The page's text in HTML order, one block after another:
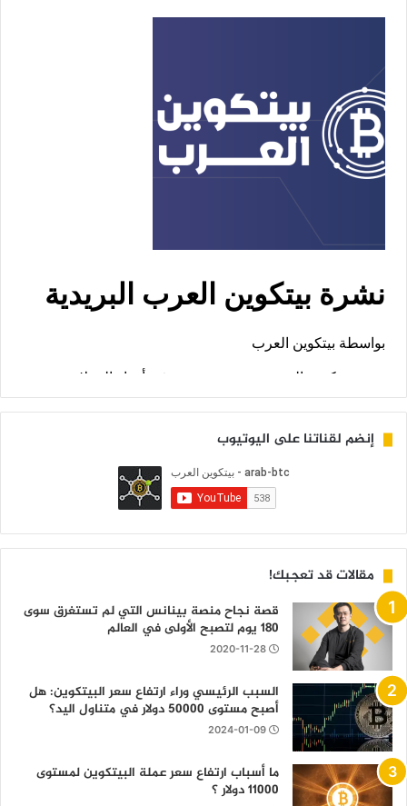
إنضم لقناتنا على اليوتيوب
مقالات قد تعجبك!
قصة نجاح منصة بينانس التي لم تستغرق سوى
180 يوم لتصبح الأولى في العالم
2020-11-28
السبب الرئيسي وراء ارتفاع سعر البيتكوين: هل
أصبح مستوى 50000 دولار في متناول اليد؟
2024-01-09
ما أسباب ارتفاع سعر عملة البيتكوين لمستوى
11000 دولار ؟